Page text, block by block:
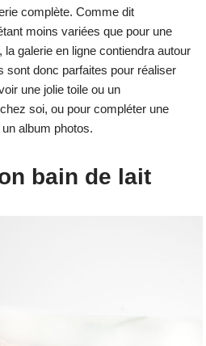
complète. Comme dit
moins variées que pour une
galerie en ligne contiendra autour
sont donc parfaites pour réaliser
une jolie toile ou un
soi, ou pour compléter une
album photos.
bain de lait